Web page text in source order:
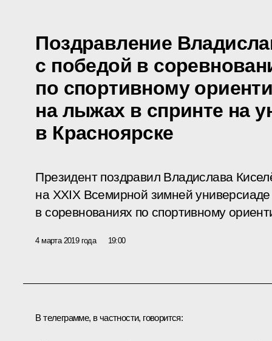
Поздравление
с победой в
по спортивному
на лыжах в спринте на
в Красноярске
Президент поздравил Владислава
на XXIX Всемирной зимней
в соревнованиях по спортивному
4 марта 2019 года 19:00
В телеграмме, в частности, говорится: